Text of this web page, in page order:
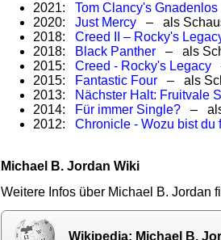
2021:Tom Clancy's Gnadenlos
2020:Just Mercy – als
2018:Creed II – Rocky's
2018: Black Panther – als
2015:Creed - Rocky's Legacy
2015: Fantastic Four – als
2013: Nächster Halt: Fruitvale
2014: Für immer Single? – als
2012:Chronicle - Wozu bist du
Michael B. Jordan Wiki
Weitere Infos über Michael B. Jordan
Wikipedia: Michael B.